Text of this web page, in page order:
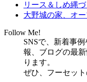
リース＆しめ縄づ
大野城の家、オ
Follow Me!
SNSで、新着事
報、ブログの最
ります。
ぜひ、フーセット